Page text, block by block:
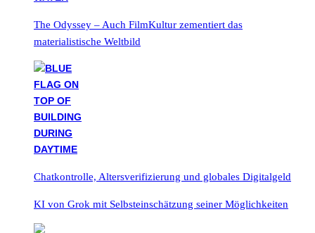
The Odyssey – Auch FilmKultur zementiert das
materialistische Weltbild
Chatkontrolle, Altersverifizierung und globales Digitalgeld
KI von Grok mit Selbsteinschätzung seiner Möglichkeiten